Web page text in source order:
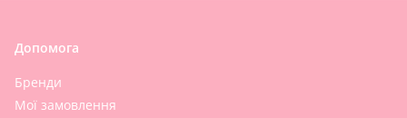
Допомога
Бренди
Мої замовлення